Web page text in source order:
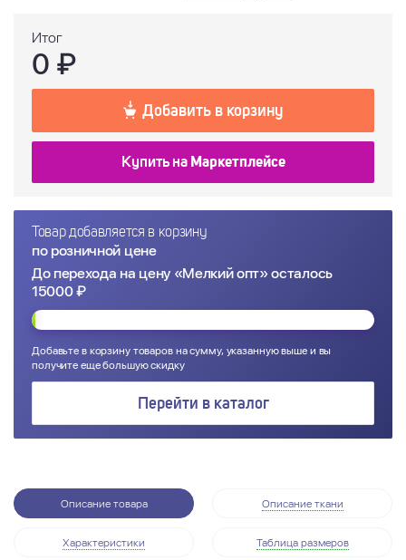
Итог
0 ₽
Добавить в корзину
Купить на Маркетплейсе
Товар добавляется в корзину
по розничной цене
До перехода на цену «Мелкий опт» осталось
15000 ₽
Добавьте в корзину товаров на сумму, указанную выше и вы
получите еще большую скидку
Перейти в каталог
Описание товара Описание ткани
Характеристики Таблица размеров